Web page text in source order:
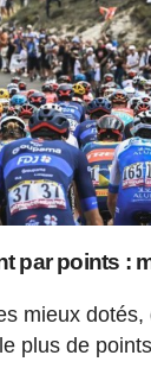
par points :
mieux
plus de